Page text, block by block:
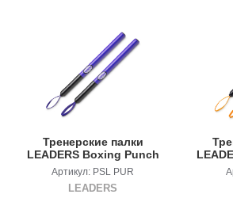
Тренерские палки
LEADERS Boxing Punch
Sticks PUR
Артикул: PSL PUR
LEADERS